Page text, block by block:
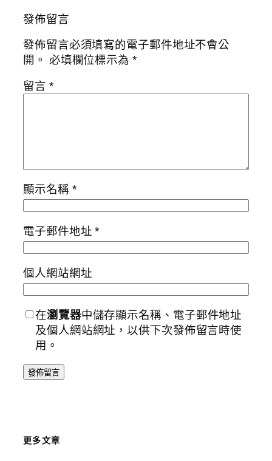
發佈留言
發佈留言必須填寫的電子郵件地址不會公
開。 必填欄位標示為 *
留言 *
顯示名稱 *
電子郵件地址*
個人網站網址
在瀏覽器中儲存顯示名稱、電子郵件地址
及個人網站網址，以供下次發佈留言時使
用。
更多文章